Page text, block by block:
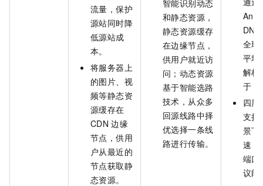
流量，保护
源站同时降
低源站成
本。
将服务器上
的图片、视
频等静态资
源缓存在
CDN 边缘
节点，供用
户从最近的
节点获取静
态资源。
智能识别动态
和静态资源，
静态资源缓存
在边缘节点，
供用户就近访
问；动态资源
基于智能选路
技术，从众多
回源线路中择
优选择一条线
路进行传输。
全球
平均
解析
于
四层
支持
景下
速，
端口
议能